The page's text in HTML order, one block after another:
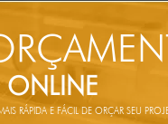
ONLINE
RÁPIDA E FÁCIL DE ORÇAR SEU